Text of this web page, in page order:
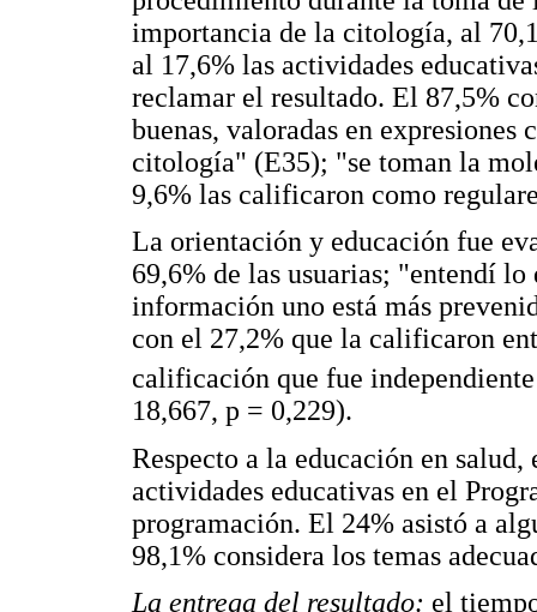
importancia de la citología, al
al 17,6% las actividades
reclamar el resultado. El 87,5%
buenas, valoradas en
citología" (E35); "se toman la
9,6% las calificaron como
La orientación y educación fue
69,6% de las usuarias; "entendí
información uno está más
con el 27,2% que la calificaron
calificación que fue
18,667, p = 0,229).
Respecto a la educación en
actividades educativas en el
programación. El 24% asistó a
98,1% considera los temas
La entrega del resultado: el